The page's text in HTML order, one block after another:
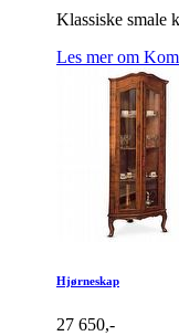
Klassiske smale
Les mer om
Hjørneskap
27 650,-